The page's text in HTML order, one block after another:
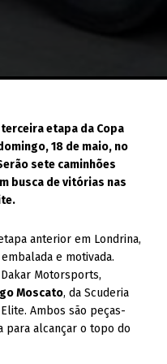
etapa da Copa
18 de maio, no
sete caminhões
busca de vitórias nas
anterior em Londrina,
e motivada.
Motorsports,
Moscato, da Scuderia
Ambos são peças-
para alcançar o topo do